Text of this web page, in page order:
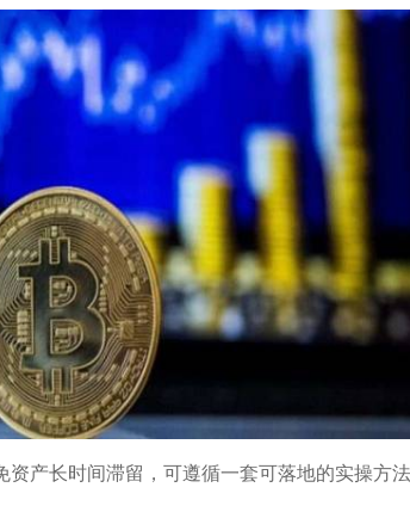
产长时间滞留，可遵循一套可落地的实操方